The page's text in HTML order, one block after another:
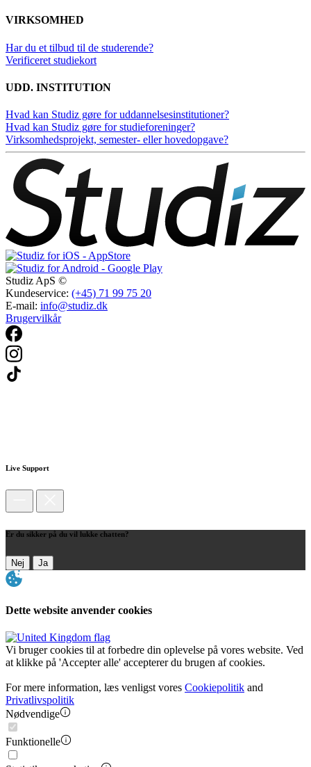
VIRKSOMHED
Har du et tilbud til de studerende?
Verificeret studiekort
UDD. INSTITUTION
Hvad kan Studiz gøre for uddannelsesinstitutioner?
Hvad kan Studiz gøre for studieforeninger?
Virksomhedsprojekt, semester- eller hovedopgave?
Studiz ApS ©
Kundeservice: (+45) 71 99 75 20
E-mail: info@studiz.dk
Brugervilkår
Live Support
Er du sikker på du vil lukke chatten?
Nej Ja
Dette website anvender cookies
Vi bruger cookies til at forbedre din oplevelse på vores website. Ved
at klikke på 'Accepter alle' accepterer du brugen af cookies.
For mere information, læs venligst vores Cookiepolitik and
Privatlivspolitik
Nødvendige
Funktionelle